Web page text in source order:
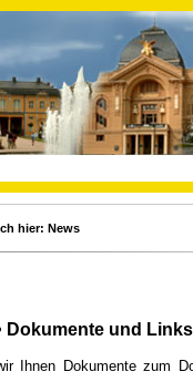
hier: News
Dokumente und
Ihnen Dokumente zum